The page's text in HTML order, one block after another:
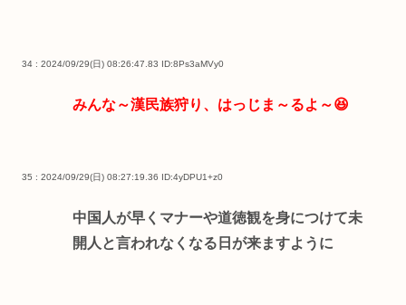
34 : 2024/09/29(日) 08:26:47.83 ID:8Ps3aMVy0
みんな～漢民族狩り、はっじま～るよ～😆
35 : 2024/09/29(日) 08:27:19.36 ID:4yDPU1+z0
中国人が早くマナーや道徳観を身につけて未
開人と言われなくなる日が来ますように